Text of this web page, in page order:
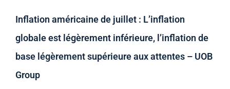
Inflation américaine de juillet : L’inflation
globale est légèrement inférieure, l’inflation de
base légèrement supérieure aux attentes – UOB
Group